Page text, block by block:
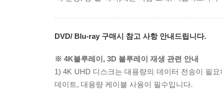
DVD/ Blu-ray 구매시 참고 사항 안내드립니다.
※ 4K블루레이, 3D 블루레이 재생 관련 안내
1) 4K UHD 디스크는 대용량의 데이터 전송이 필
데이트, 대용량 케이블 사용이 필수입니다.